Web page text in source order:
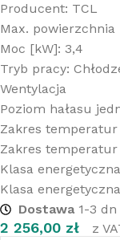
Producent: TCL
Max.
Moc [kW]: 3,4
Tryb pracy:
Wentylacja
Poziom hałasu
Zakres temperatur
Zakres temperatur
Klasa
Klasa
Dostawa1-3 dn
2 256,00 zł z